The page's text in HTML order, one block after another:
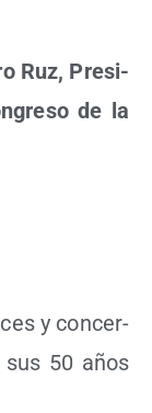
Ruz, Pre­si­
de la
y con­cer­
50 años